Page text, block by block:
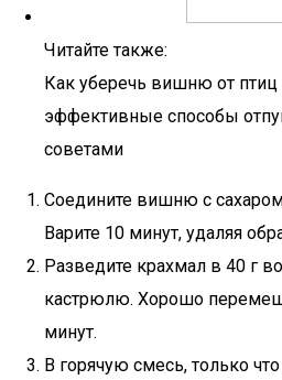
Читайте также:
Как уберечь вишню от птиц
эффективные способы
советами
Соедините вишню с сахаром
Варите 10 минут, удаляя
Разведите крахмал в 40 г
кастрюлю. Хорошо
минут.
В горячую смесь, только